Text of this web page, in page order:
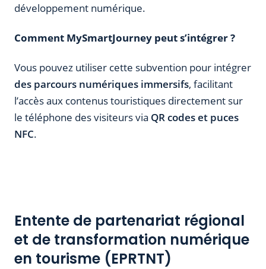
développement numérique.
Comment MySmartJourney peut s’intégrer ?
Vous pouvez utiliser cette subvention pour intégrer
des parcours numériques immersifs, facilitant
l’accès aux contenus touristiques directement sur
le téléphone des visiteurs via QR codes et puces
NFC.
Entente de partenariat régional
et de transformation numérique
en tourisme (EPRTNT)